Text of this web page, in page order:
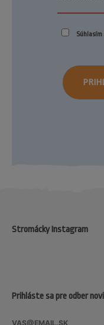
Súhlasím
Prihláste sa pre odber
Stromácky Instagram